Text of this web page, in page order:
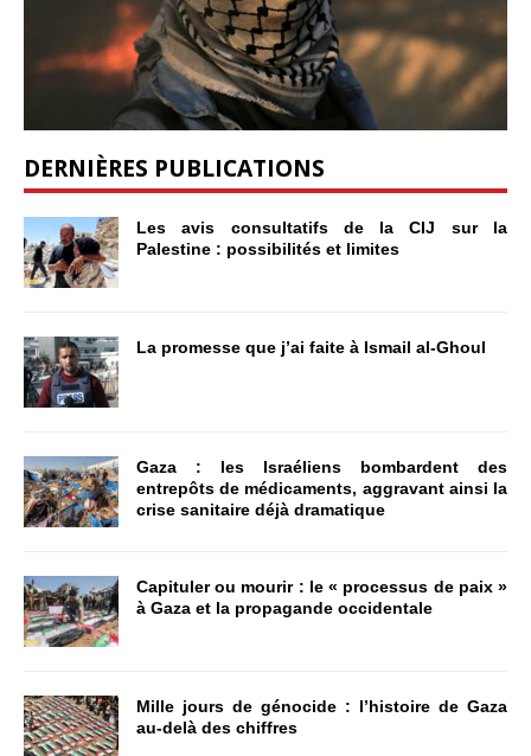
DERNIÈRES PUBLICATIONS
Les avis consultatifs de la CIJ sur la
Palestine : possibilités et limites
La promesse que j’ai faite à Ismail al-Ghoul
Gaza : les Israéliens bombardent des
entrepôts de médicaments, aggravant ainsi la
crise sanitaire déjà dramatique
Capituler ou mourir : le « processus de paix »
à Gaza et la propagande occidentale
Mille jours de génocide : l’histoire de Gaza
au-delà des chiffres